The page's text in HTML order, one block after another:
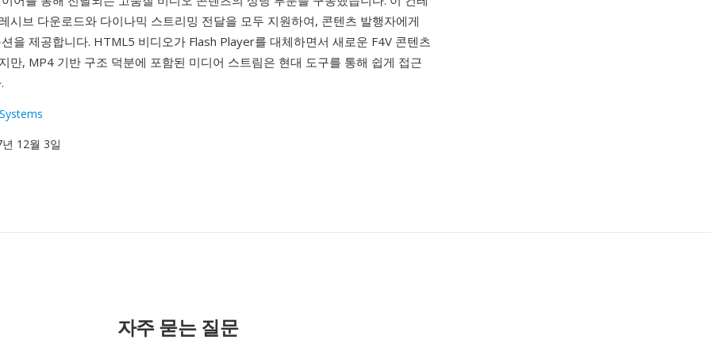
시브 다운로드와 다이나믹 스트리밍 전달을 모두 지원하여, 콘텐츠 발행자에게
을 제공합니다. HTML5 비디오가 Flash Player를 대체하면서 새로운 F4V 콘텐츠
만, MP4 기반 구조 덕분에 포함된 미디어 스트림은 현대 도구를 통해 쉽게 접근
12월 3일
자주 묻는 질문